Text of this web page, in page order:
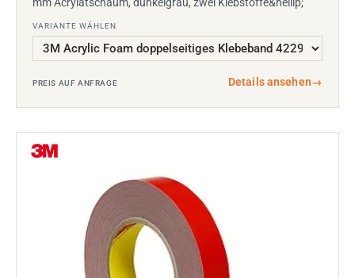
VARIANTE WÄHLEN
PREIS AUF ANFRAGE Details ansehen→